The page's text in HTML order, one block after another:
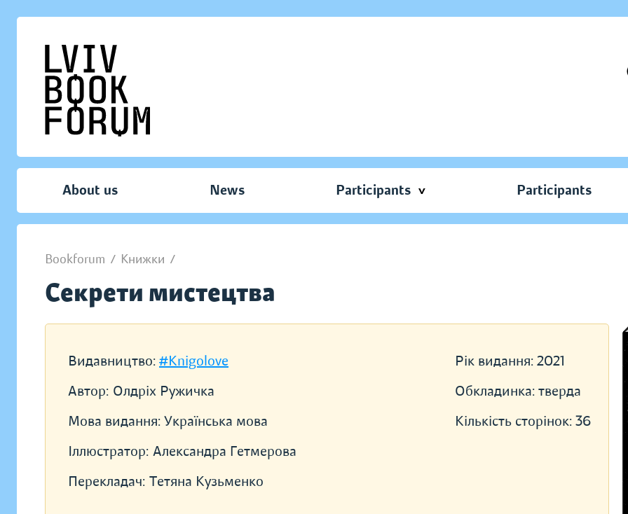
About us News Participants Participants
Bookforum / Книжки /
Секрети мистецтва
Видавництво: #Knigolove
Автор: Олдріх Ружичка
Мова видання: Українська мова
Іллюстратор: Александра Гетмерова
Перекладач: Тетяна Кузьменко
Рік видання: 2021
Обкладинка: тверда
Кількість сторінок: 36